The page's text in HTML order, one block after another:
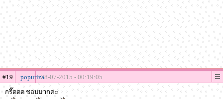
#19 popuriza28-07-2015 - 00:19:05
กรี๊ดดด ชอบมากค่ะ